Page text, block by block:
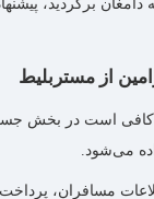
دامغان برگردید،
از مستربلیط
است در بخش
می‌شود.
مسافران،